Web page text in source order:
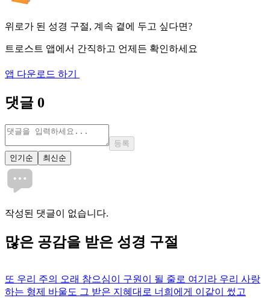
위로가 된 성경 구절, 계속 곁에 두고 싶다면?
트로스트 앱에서 간직하고 언제든 확인하세요
앱 다운로드 하기
댓글 0
등록
인기순
최신순
작성된 댓글이 없습니다.
많은 공감을 받은 성경 구절
또 우리 주의 오래 참으심이 구원이 될 줄로 여기라 우리 사랑
하는 형제 바울도 그 받은 지혜대로 너희에게 이같이 썼고